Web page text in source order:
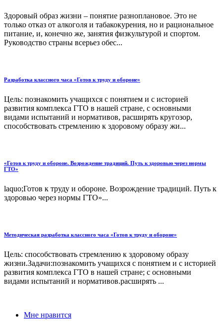
Здоровый образ жизни – понятие разноплановое. Это не
только отказ от алкоголя и табакокурения, но и рациональное
питание, и, конечно же, занятия физкультурой и спортом.
Руководство страны всерьез обес...
Разработка классного часа «Готов к труду и обороне»
Цель: познакомить учащихся с понятием и с историей
развития комплекса ГТО в нашей стране, с основными
видами испытаний и нормативов, расширять кругозор,
способствовать стремлению к здоровому образу жи...
«Готов к труду и обороне. Возрождение традиций. Путь к здоровью через нормы
ГТО»
laquo;Готов к труду и обороне. Возрождение традиций. Путь к
здоровью через нормы ГТО»...
Методическая разработка классного часа «Готов к труду и обороне»
Цель: способствовать стремлению к здоровому образу
жизни.Задачи:познакомить учащихся с понятием и с историей
развития комплекса ГТО в нашей стране; с основными
видами испытаний и нормативов.расширять ...
Мне нравится